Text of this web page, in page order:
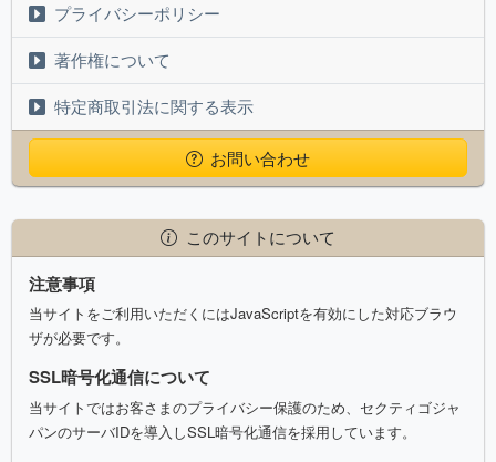
プライバシーポリシー
著作権について
特定商取引法に関する表示
お問い合わせ
このサイトについて
注意事項
当サイトをご利用いただくにはJavaScriptを有効にした対応ブラウ
ザが必要です。
SSL暗号化通信について
当サイトではお客さまのプライバシー保護のため、セクティゴジャ
パンのサーバIDを導入しSSL暗号化通信を採用しています。